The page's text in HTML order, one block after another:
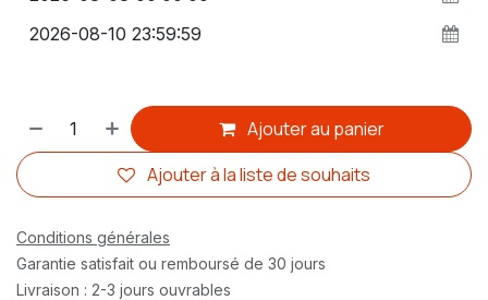
Ajouter au panier
Ajouter à la liste de souhaits
Conditions générales
Garantie satisfait ou remboursé de 30 jours
Livraison : 2-3 jours ouvrables